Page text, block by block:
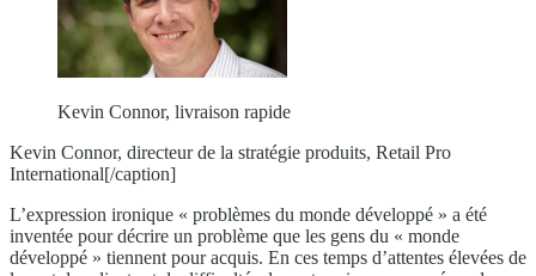
Kevin Connor, livraison rapide
Kevin Connor, directeur de la stratégie produits, Retail Pro
International[/caption]
L’expression ironique « problèmes du monde développé » a été
inventée pour décrire un problème que les gens du « monde
développé » tiennent pour acquis. En ces temps d’attentes élevées de